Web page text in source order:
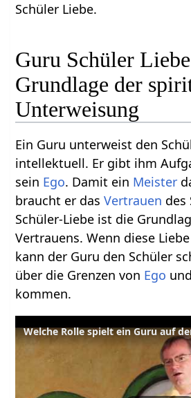
Schüler Liebe.
Guru Schüler
Grundlage der
Unterweisung
Ein Guru unterweist den
intellektuell. Er gibt ihm
sein Ego. Damit ein Meister
braucht er dasVertrauen des
Schüler-Liebe ist die
Vertrauens. Wenn diese
kann der Guru den Schüler
über die Grenzen von Ego und
kommen.
Welche Rolle spielt ein Guru auf